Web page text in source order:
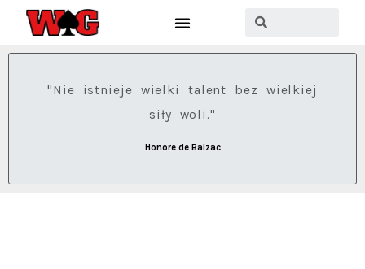
"Nie istnieje wielki talent bez wielkiej
siły woli."
Honore de Balzac